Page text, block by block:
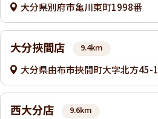
大分県別府市亀川東町1998番
大分挾間店 9.4km
大分県由布市挾間町大字北方45-1
西大分店 9.6km